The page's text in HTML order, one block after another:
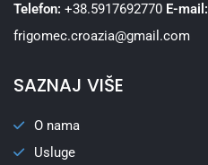
Telefon: +38.5917692770 E-mail:
frigomec.croazia@gmail.com
SAZNAJ VIŠE
O nama
Usluge